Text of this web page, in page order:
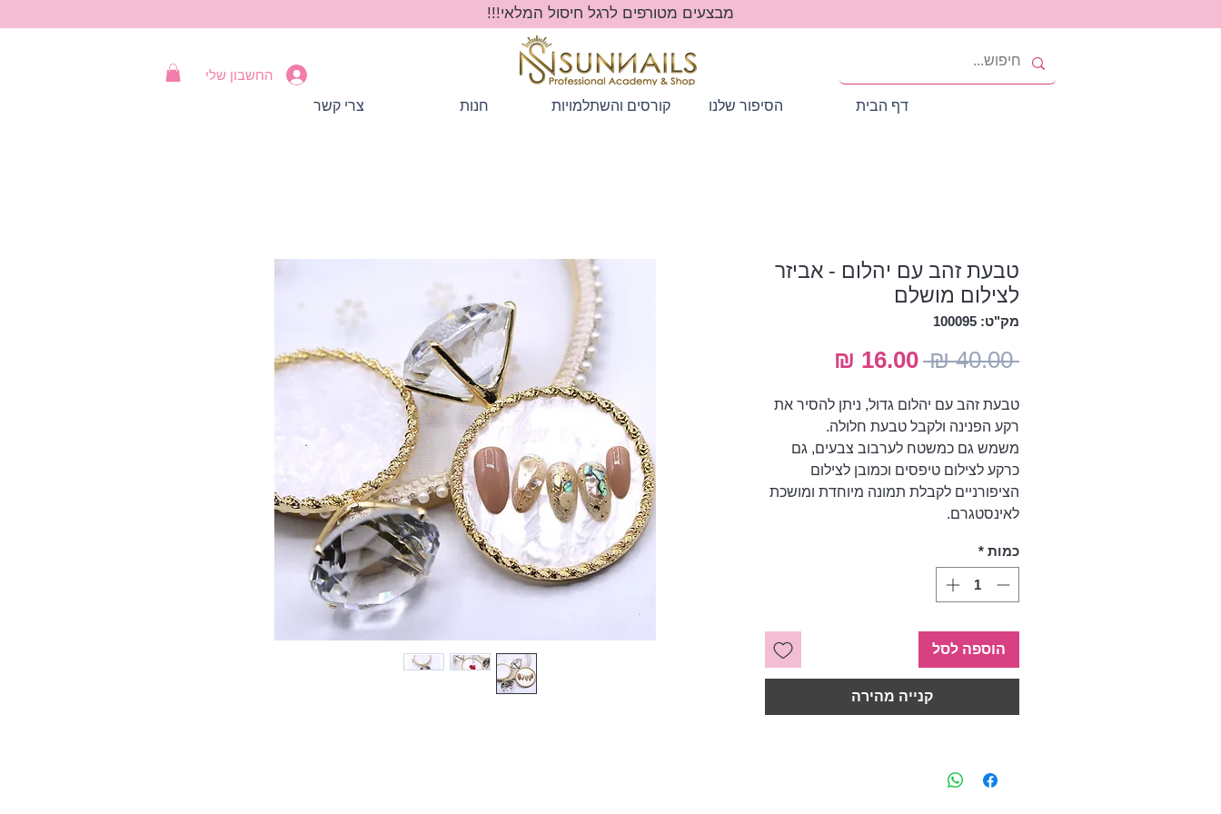
מבצעים מטורפים לרגל חיסול המלאי!!!
החשבון שלי
צרי קשר חנות קורסים והשתלמויות הסיפור שלנו דף הבית
טבעת זהב עם יהלום - אביזר
לצילום מושלם
מק"ט: 100095
‏40.00 ‏₪
מחיר
רגיל
מבצע
טבעת זהב עם יהלום גדול, ניתן להסיר את
רקע הפנינה ולקבל טבעת חלולה.
משמש גם כמשטח לערבוב צבעים, גם
כרקע לצילום טיפסים וכמובן לצילום
הציפורניים לקבלת תמונה מיוחדת ומושכת
לאינסטגרם.
כמות *
הוספה לסל
קנייה מהירה